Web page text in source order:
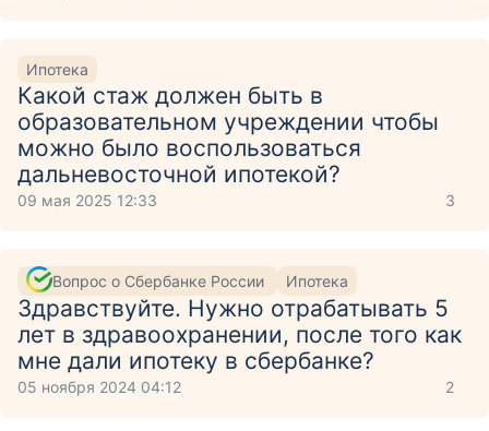
Ипотека
Какой стаж должен быть в
образовательном учреждении чтобы
можно было воспользоваться
дальневосточной ипотекой?
09 мая 2025 12:33 3
Вопрос о Сбербанке России Ипотека
Здравствуйте. Нужно отрабатывать 5
лет в здравоохранении, после того как
мне дали ипотеку в сбербанке?
05 ноября 2024 04:12 2